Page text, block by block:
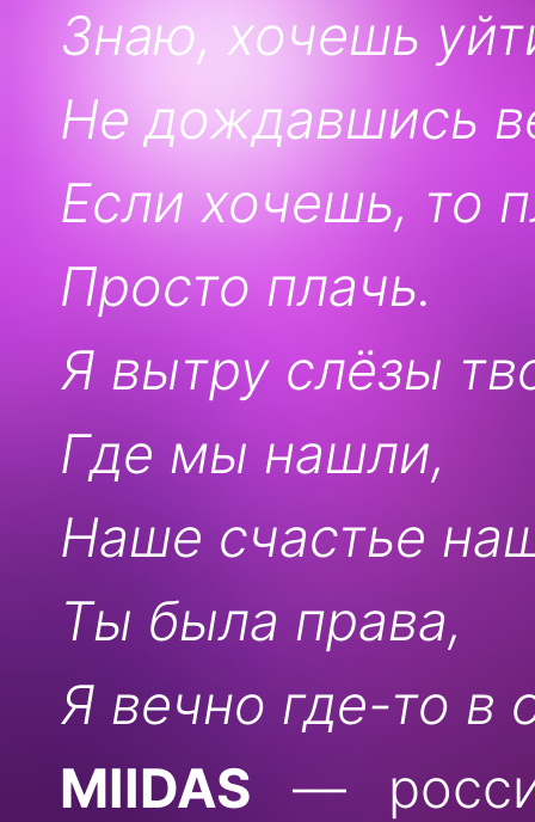
Знаю, хочешь
Не дождавшись
Если хочешь, то
Просто плачь.
Я вытру слёзы
Где мы нашли,
Наше счастье
Ты была права,
Я вечно где-то в
MIIDAS —